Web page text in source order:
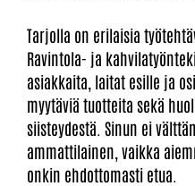
Tarjolla on erilaisia
Ravintola- ja
asiakkaita, laitat esille ja
myytäviä tuotteita sekä
siisteydestä. Sinun ei
ammattilainen, vaikka
onkin ehdottomasti etua.